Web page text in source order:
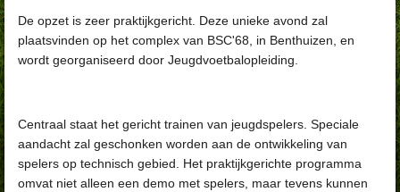
De opzet is zeer praktijkgericht. Deze unieke avond zal
plaatsvinden op het complex van BSC'68, in Benthuizen, en
wordt georganiseerd door Jeugdvoetbalopleiding.
Centraal staat het gericht trainen van jeugdspelers. Speciale
aandacht zal geschonken worden aan de ontwikkeling van
spelers op technisch gebied. Het praktijkgerichte programma
omvat niet alleen een demo met spelers, maar tevens kunnen